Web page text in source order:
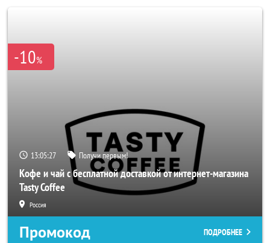
-10%
13:05:25 Получи первым!
Кофе и чай с бесплатной доставкой от интернет-магазина
Tasty Coffee
Россия
Промокод ПОДРОБНЕЕ